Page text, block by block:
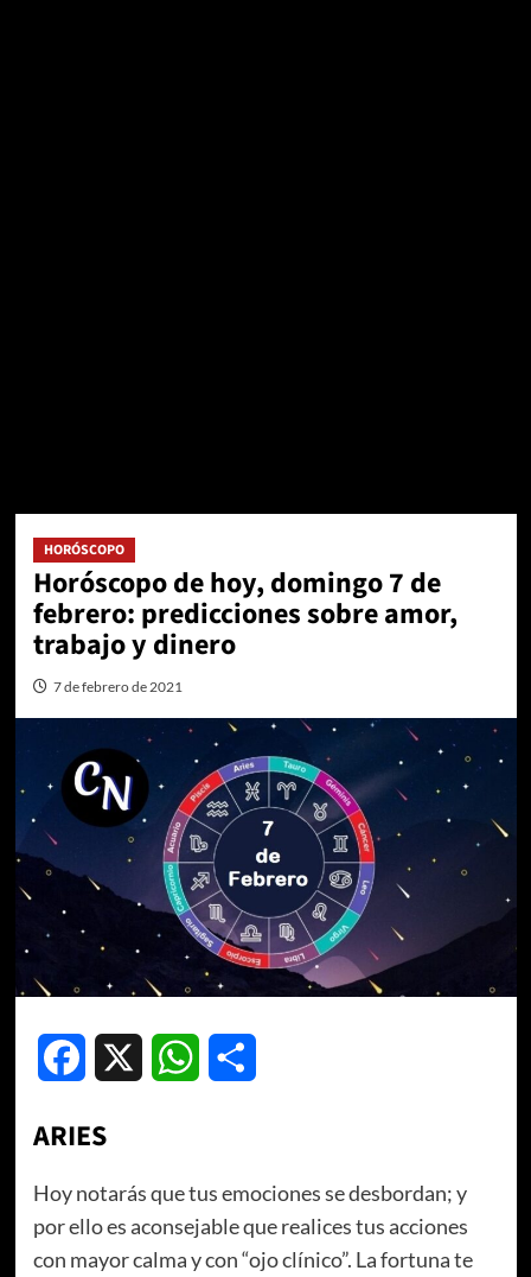
HORÓSCOPO
Horóscopo de hoy, domingo 7 de
febrero: predicciones sobre amor,
trabajo y dinero
7 de febrero de 2021
Facebook WhatsApp
ARIES
Hoy notarás que tus emociones se desbordan; y
por ello es aconsejable que realices tus acciones
con mayor calma y con “ojo clínico”. La fortuna te